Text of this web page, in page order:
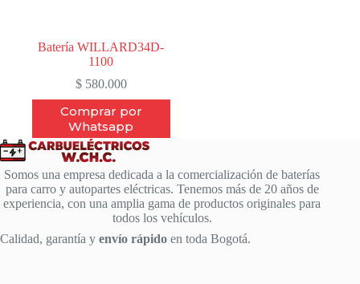
Batería WILLARD34D-
1100
$580.000
Comprar por
Whatsapp
Somos una empresa dedicada a la comercialización de baterías
para carro y autopartes eléctricas. Tenemos más de 20 años de
experiencia, con una amplia gama de productos originales para
todos los vehículos.
Calidad, garantía y envío rápido en toda Bogotá.